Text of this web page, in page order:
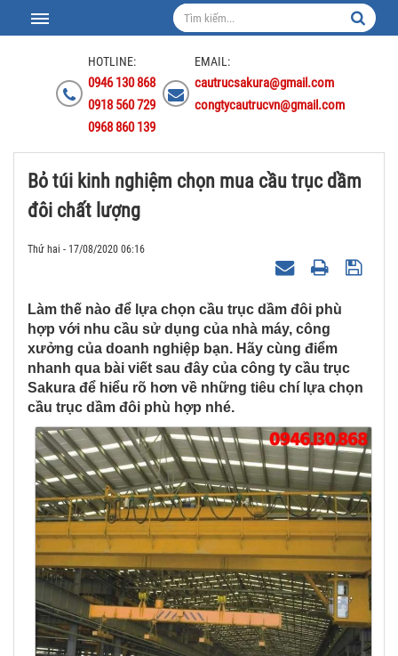
HOTLINE:
0946 130 868
0918 560 729
0968 860 139
EMAIL:
cautrucsakura@gmail.com
congtycautrucvn@gmail.com
Bỏ túi kinh nghiệm chọn mua cầu trục dầm
đôi chất lượng
Thứ hai - 17/08/2020 06:16
Làm thế nào để lựa chọn cầu trục dầm đôi phù
hợp với nhu cầu sử dụng của nhà máy, công
xưởng của doanh nghiệp bạn. Hãy cùng điểm
nhanh qua bài viết sau đây của công ty cầu trục
Sakura để hiểu rõ hơn về những tiêu chí lựa chọn
cầu trục dầm đôi phù hợp nhé.